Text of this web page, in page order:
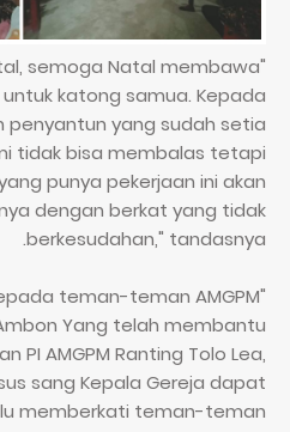
semoga Natal membawa
katong samua. Kepada
penyantun yang sudah setia
tidak bisa membalas tetapi
punya pekerjaan ini akan
dengan berkat yang tidak
berkesudahan," tandasnya.
teman-teman AMGPM
Yang telah membantu
PI AMGPM Ranting Tolo Lea,
sang Kepala Gereja dapat
memberkati teman-teman